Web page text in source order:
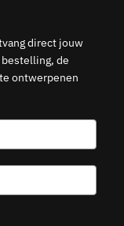
direct jouw
de
ontwerpenen